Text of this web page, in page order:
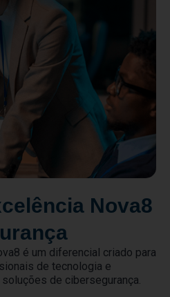
Nova8
é um diferencial criado para
de tecnologia e
de cibersegurança.